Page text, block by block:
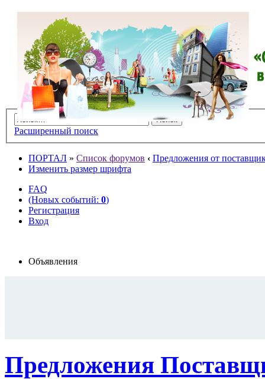
Расширенный поиск
ПОРТАЛ » Список форумов ‹ Предложения от
Изменить размер шрифта
FAQ
(Новых событий: 0)
Регистрация
Вход
Объявления
Предложения